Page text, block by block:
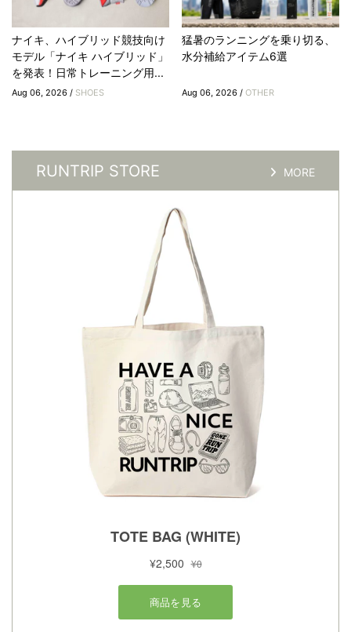
ナイキ、ハイブリッド競技向け
モデル「ナイキ ハイブリッド」
を発表！日常トレーニング用...
Aug 06, 2026 / SHOES
猛暑のランニングを乗り切る、
水分補給アイテム6選
Aug 06, 2026 / OTHER
RUNTRIP STORE MORE